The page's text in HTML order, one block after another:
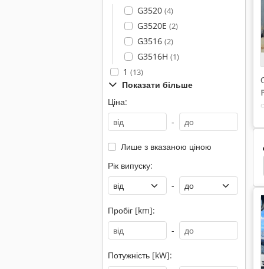
G3520 (4)
G3520E (2)
G3516 (2)
G3516H (1)
1 (13)
Показати більше
Ціна:
-
Лише з вказаною ціною
Рік випуску:
-
Пробіг [km]:
-
Потужність [kW]:
Екскаватор Цебра